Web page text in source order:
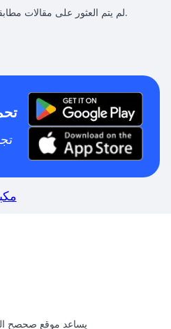
لم يتم العثور على مقالات مطابقة للبحث الذي تم تحديده.
يساعد موقع صحصح